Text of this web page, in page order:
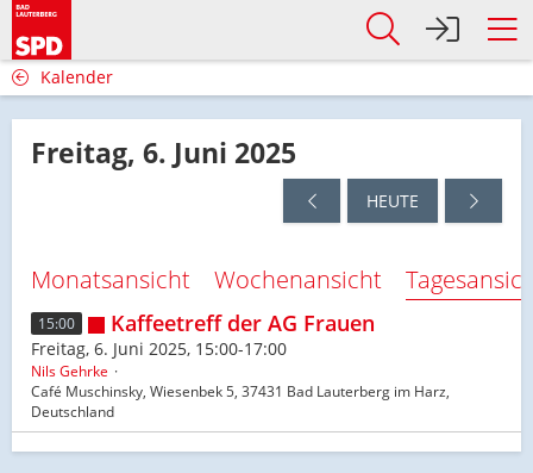
Kalender
Freitag, 6. Juni 2025
HEUTE
Monatsansicht Wochenansicht
15:00 Kaffeetreff der AG Frauen
Freitag, 6. Juni 2025, 15:00-17:00
Nils Gehrke
Café Muschinsky, Wiesenbek 5, 37431 Bad Lauterberg im Harz,
Deutschland